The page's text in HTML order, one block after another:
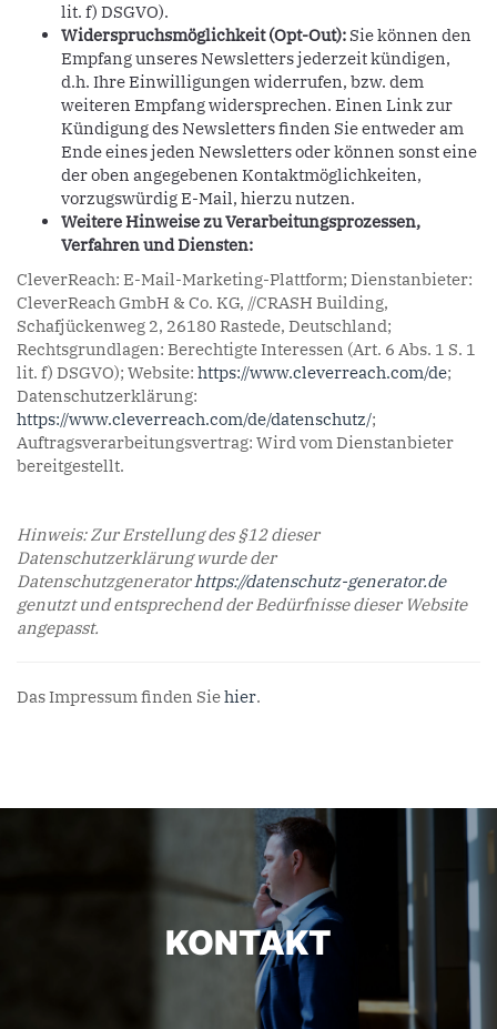
lit. f) DSGVO).
Widerspruchsmöglichkeit (Opt-Out): Sie können den
Empfang unseres Newsletters jederzeit kündigen,
d.h. Ihre Einwilligungen widerrufen, bzw. dem
weiteren Empfang widersprechen. Einen Link zur
Kündigung des Newsletters finden Sie entweder am
Ende eines jeden Newsletters oder können sonst eine
der oben angegebenen Kontaktmöglichkeiten,
vorzugswürdig E-Mail, hierzu nutzen.
Weitere Hinweise zu Verarbeitungsprozessen,
Verfahren und Diensten:
CleverReach: E-Mail-Marketing-Plattform; Dienstanbieter:
CleverReach GmbH & Co. KG, //CRASH Building,
Schafjückenweg 2, 26180 Rastede, Deutschland;
Rechtsgrundlagen: Berechtigte Interessen (Art. 6 Abs. 1 S. 1
lit. f) DSGVO); Website: https://www.cleverreach.com/de;
Datenschutzerklärung:
https://www.cleverreach.com/de/datenschutz/;
Auftragsverarbeitungsvertrag: Wird vom Dienstanbieter
bereitgestellt.
Hinweis: Zur Erstellung des §12 dieser
Datenschutzerklärung wurde der
Datenschutzgeneratorhttps://datenschutz-generator.de
genutzt und entsprechend der Bedürfnisse dieser Website
angepasst.
Das Impressum finden Siehier.
KONTAKT